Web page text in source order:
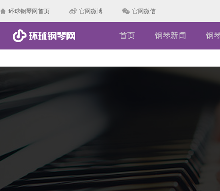
环球钢琴网首页 官网微博 官网微信
首页 钢琴新闻 钢